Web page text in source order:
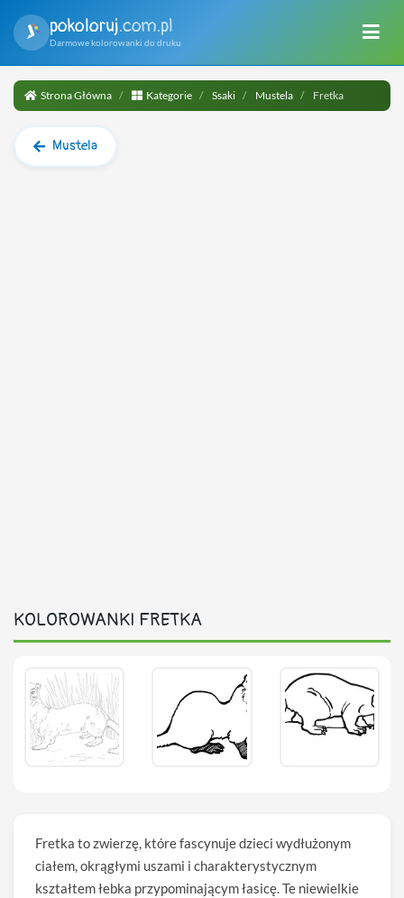
pokoloruj.com.pl
Darmowe kolorowanki do druku
Strona Główna Kategorie Ssaki Mustela Fretka
Mustela
KOLOROWANKI FRETKA
Fretka to zwierzę, które fascynuje dzieci wydłużonym
ciałem, okrągłymi uszami i charakterystycznym
kształtem łebka przypominającym łasicę. Te niewielkie